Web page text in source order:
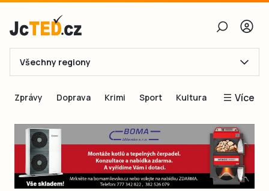
E-mail
Obnovit heslo
Přihlásit se
Všechny regiony
Zprávy Doprava Krimi Sport Kultura Více
Blogy
Inspirace
Čtenáři píší
Speciální přílohy